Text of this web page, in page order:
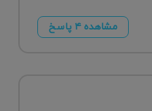
مشاهده ۴ پاسخ